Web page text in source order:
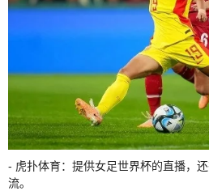
- 虎扑体育：提供女足世界杯的直播，
流。